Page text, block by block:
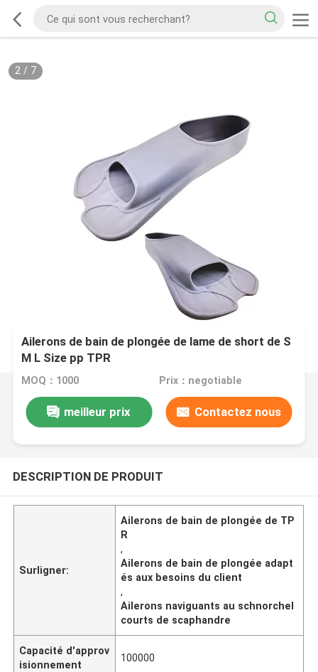
2/ 7
Ailerons de bain de plongée de lame de short de S
M L Size pp TPR
MOQ：1000 Prix：negotiable
meilleur prix Contactez nous
DESCRIPTION DE PRODUIT
Surligner:
Ailerons de bain de plongée de TP
R
,
Ailerons de bain de plongée adapt
és aux besoins du client
,
Ailerons naviguants au schnorchel
courts de scaphandre
Capacité d'approv
isionnement
100000